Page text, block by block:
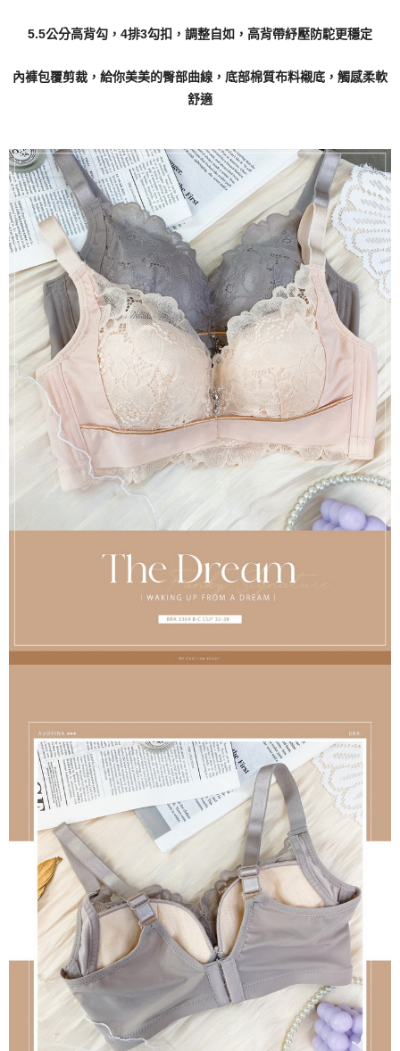
5.5公分高背勾，4排3勾扣，調整自如，高背帶紓壓防駝更穩定
內褲包覆剪裁，給你美美的臀部曲線，底部棉質布料襯底，觸感柔軟
舒適